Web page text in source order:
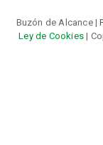
Buzón de Alcance |
Ley de Cookies |